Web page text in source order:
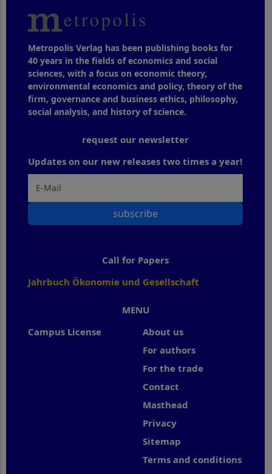
Metropolis Verlag has been publishing books for
40 years in the fields of economics and social
sciences, with a focus on economic theory,
environmental economics and policy, theory of the
firm, governance and business ethics, philosophy,
social analysis, and history of science.
MENU
Campus License
About us
For authors
For the trade
Contact
Masthead
Privacy
Sitemap
Terms and conditions
request our newsletter
Updates on our new releases two times a year!
subscribe
Call for Papers
Jahrbuch Ökonomie und Gesellschaft